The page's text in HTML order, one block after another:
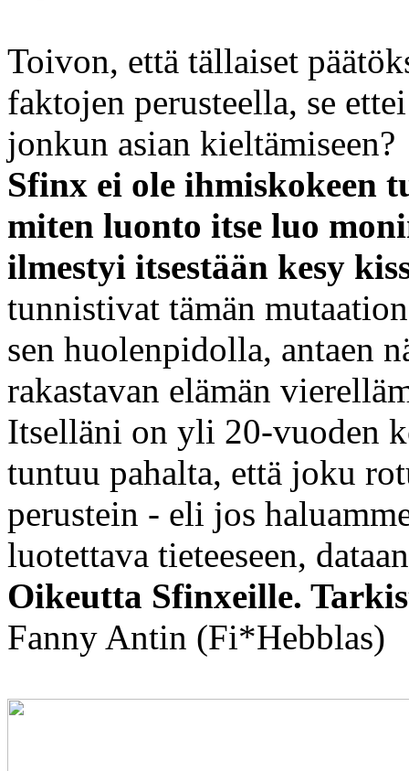
Toivon, että tällaiset
faktojen perusteella, se
jonkun asian kieltämiseen?
Sfinx ei ole ihmiskokeen
miten luonto itse luo
ilmestyi itsestään kesy
tunnistivat tämän
sen huolenpidolla, antaen
rakastavan elämän
Itselläni on yli 20-vuoden
tuntuu pahalta, että joku
perustein - eli jos
luotettava tieteeseen,
Oikeutta Sfinxeille.
Fanny Antin (Fi*Hebblas)